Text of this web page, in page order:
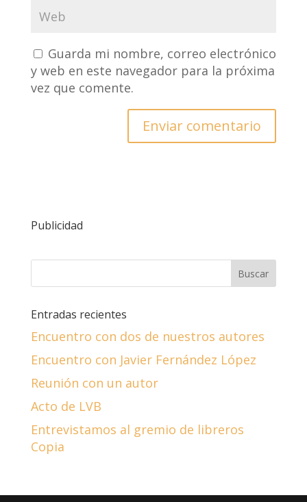
Guarda mi nombre, correo electrónico
y web en este navegador para la próxima
vez que comente.
Publicidad
Entradas recientes
Encuentro con dos de nuestros autores
Encuentro con Javier Fernández López
Reunión con un autor
Acto de LVB
Entrevistamos al gremio de libreros
Copia